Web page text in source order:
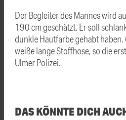
Der Begleiter des Mannes wird
190 cm geschätzt. Er soll
dunkle Hautfarbe gehabt haben.
weiße lange Stoffhose, so die
Ulmer Polizei.
DAS KÖNNTE DICH